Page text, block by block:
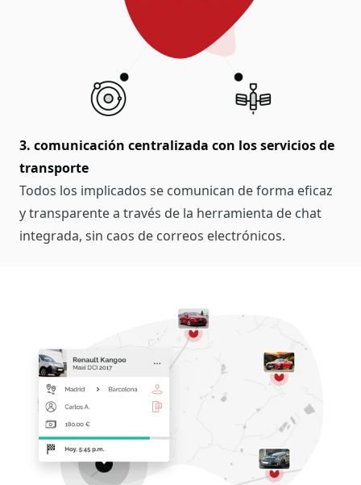
3. comunicación centralizada con los servicios de
transporte
Todos los implicados se comunican de forma eficaz
y transparente a través de la herramienta de chat
integrada, sin caos de correos electrónicos.